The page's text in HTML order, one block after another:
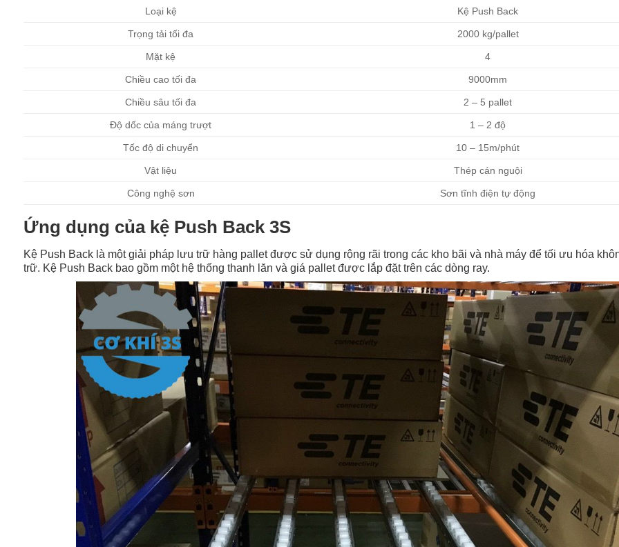
Loại kệ Kệ Push Back
Trọng tải tối đa 2000 kg/pallet
Mặt kệ 4
Chiều cao tối đa 9000mm
Chiều sâu tối đa 2 – 5 pallet
Độ dốc của máng trượt 1 – 2 độ
Tốc độ di chuyển 10 – 15m/phút
Vật liệu Thép cán nguội
Công nghệ sơn Sơn tĩnh điện tự động
Ứng dụng của kệ Push Back 3S
Kệ Push Back là một giải pháp lưu trữ hàng pallet được sử dụng rộng rãi trong các kho bãi và nhà máy để tối ưu hóa
trữ. Kệ Push Back bao gồm một hệ thống thanh lăn và giá pallet được lắp đặt trên các dòng ray.